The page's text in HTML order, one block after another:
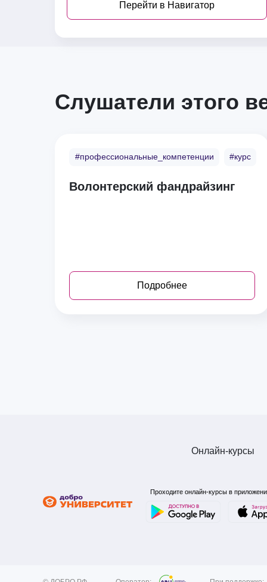
Перейти в Навигатор
Слушатели этого
Подробнее
Волонтерский фандрайзинг
#курс
#профессиональные_компетенции
Проходите онлайн-курсы в
Онлайн-курсы